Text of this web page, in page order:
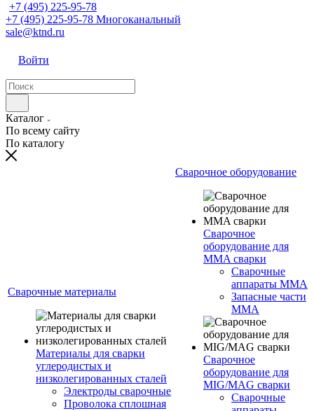
+7 (495) 225-95-78
+7 (495) 225-95-78 Многоканальный
sale@ktnd.ru
Войти
Каталог
По всему сайту
По каталогу
Сварочные материалы
Материалы для сварки
углеродистых и
низколегированных сталей
Электроды сварочные
Проволока сплошная
Сварочное оборудование
Сварочное
оборудование для
MMA сварки
Сварочные
аппараты MMA
Запасные части
MMA
Сварочное
оборудование для
MIG/MAG сварки
Сварочные